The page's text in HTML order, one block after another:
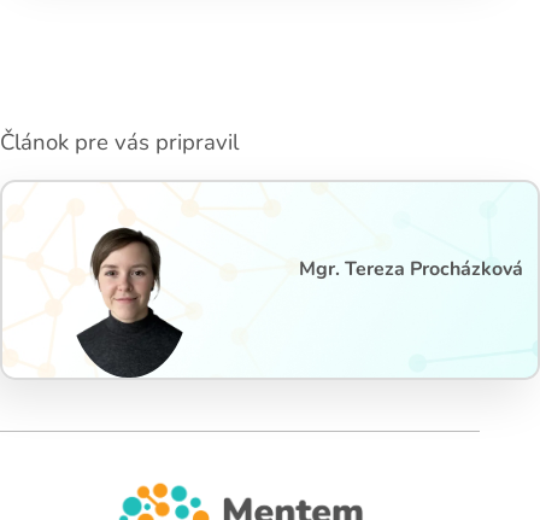
Článok pre vás pripravil
Mgr. Tereza Procházková